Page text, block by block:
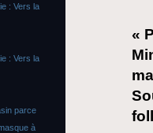
«
: Vers la
: Vers la
parce
à